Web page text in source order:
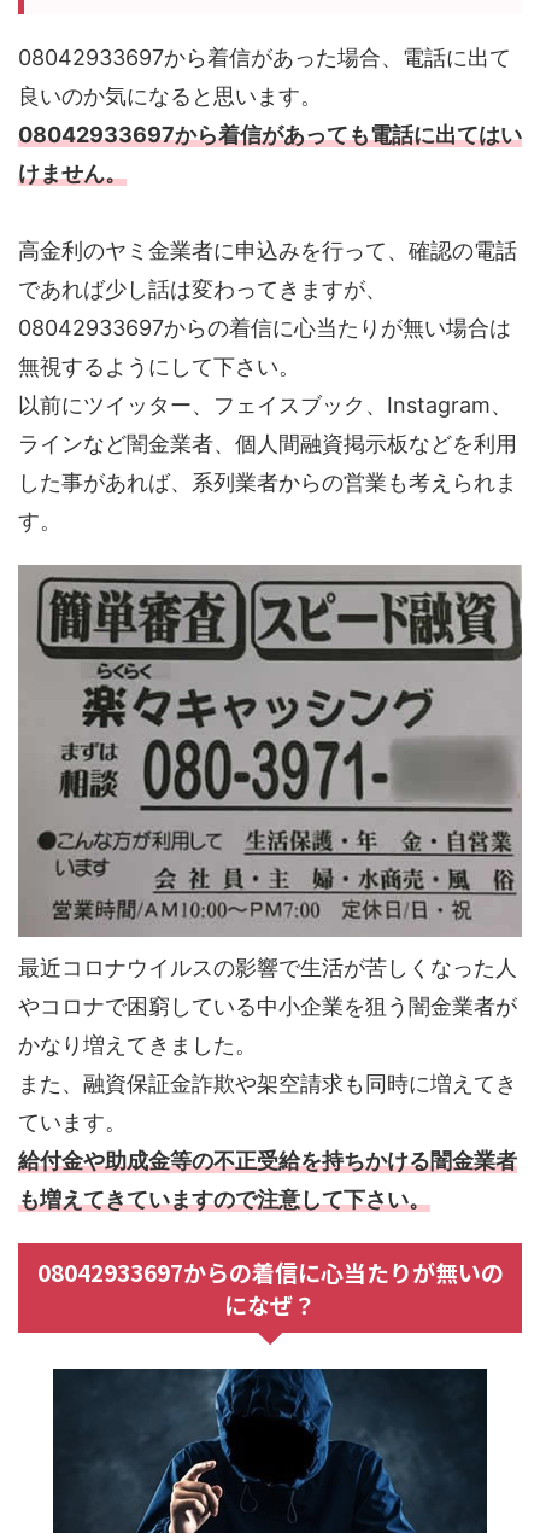
08042933697から着信があった場合、電話に出て
良いのか気になると思います。
08042933697から着信があっても電話に出てはい
けません。
高金利のヤミ金業者に申込みを行って、確認の電話
であれば少し話は変わってきますが、
08042933697からの着信に心当たりが無い場合は
無視するようにして下さい。
以前にツイッター、フェイスブック、Instagram、
ラインなど闇金業者、個人間融資掲示板などを利用
した事があれば、系列業者からの営業も考えられま
す。
最近コロナウイルスの影響で生活が苦しくなった人
やコロナで困窮している中小企業を狙う闇金業者が
かなり増えてきました。
また、融資保証金詐欺や架空請求も同時に増えてき
ています。
給付金や助成金等の不正受給を持ちかける闇金業者
も増えてきていますので注意して下さい。
08042933697からの着信に心当たりが無いの
になぜ？